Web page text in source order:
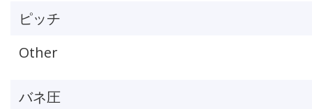
ピッチ
Other
バネ圧